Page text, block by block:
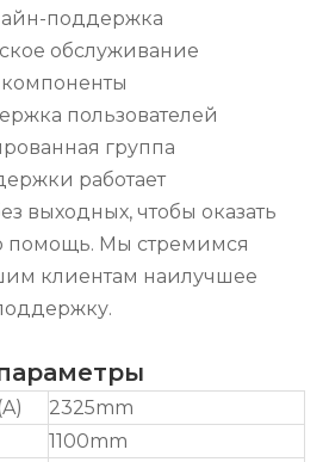
поддержка
обслуживание
пользователей
группа
работает
выходных, чтобы оказать
помощь. Мы стремимся
клиентам наилучшее
2325mm
1100mm